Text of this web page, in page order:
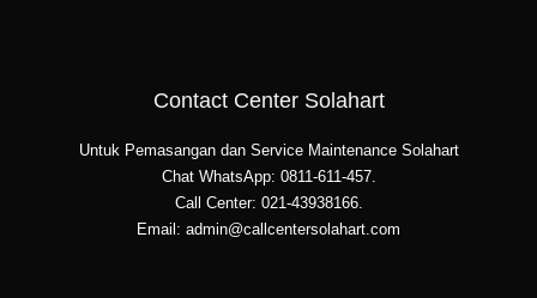
Contact Center Solahart
Untuk Pemasangan dan Service Maintenance Solahart
Chat WhatsApp: 0811-611-457.
Call Center: 021-43938166.
Email: admin@callcentersolahart.com